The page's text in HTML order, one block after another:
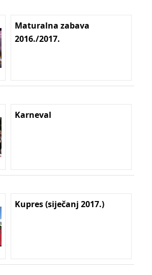
Maturalna zabava
2016./2017.
Karneval
Kupres (siječanj 2017.)